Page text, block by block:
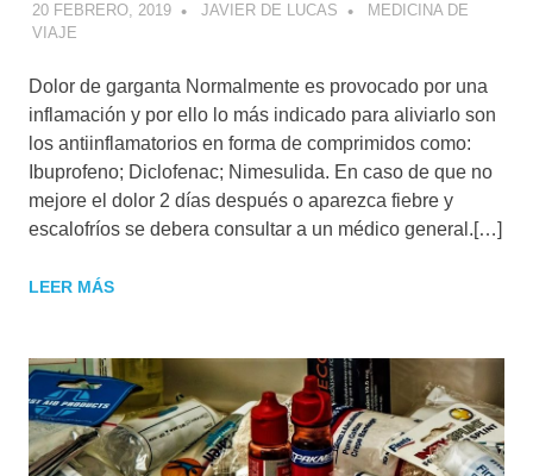
20 FEBRERO, 2019 JAVIER DE LUCAS
MEDICINA DE
VIAJE
Dolor de garganta Normalmente es provocado por una
inflamación y por ello lo más indicado para aliviarlo son
los antiinflamatorios en forma de comprimidos como:
Ibuprofeno; Diclofenac; ​Nimesulida. En caso de que no
mejore el dolor 2 días después o aparezca fiebre y
escalofríos se debera consultar a un médico general.[…]
LEER MÁS